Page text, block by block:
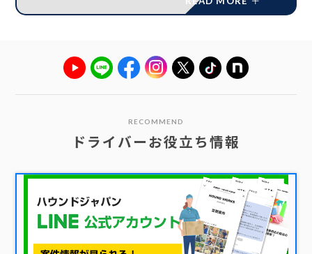
RECOMMEND
ドライバーお役立ち情報